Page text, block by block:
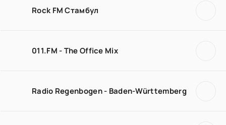
Rock FM Стамбул
011.FM - The Office Mix
Radio Regenbogen - Baden-Württemberg